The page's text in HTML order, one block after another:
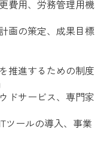
費用、労務管理用機
画の策定、成果目標
推進するための制度
ドサービス、専門家
ツールの導入、事業